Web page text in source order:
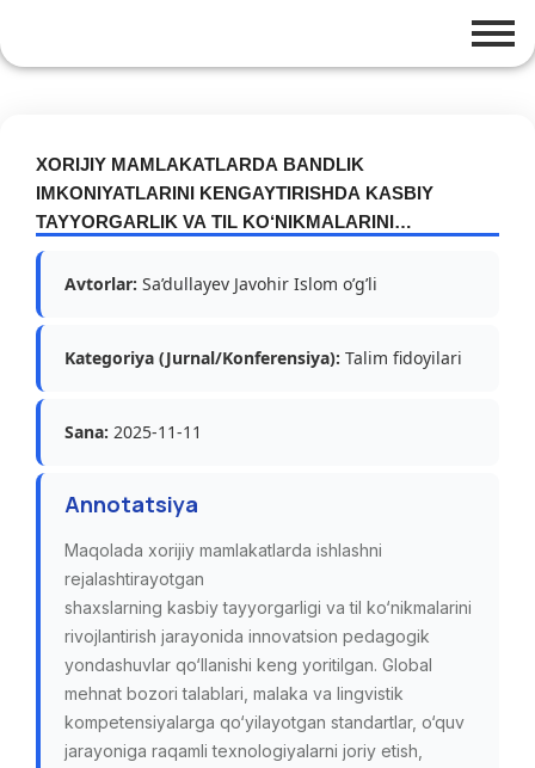
XORIJIY MAMLAKATLARDA BANDLIK
IMKONIYATLARINI KENGAYTIRISHDA KASBIY
TAYYORGARLIK VA TIL KO‘NIKMALARINI
RIVOJLANTIRISHNING INNOVATSION
YONDASHUVLARI
Avtorlar: Sa’dullayev Javohir Islom o’g’li
Kategoriya (Jurnal/Konferensiya): Talim fidoyilari
Sana: 2025-11-11
Annotatsiya
Maqolada xorijiy mamlakatlarda ishlashni
rejalashtirayotgan
shaxslarning kasbiy tayyorgarligi va til ko‘nikmalarini
rivojlantirish jarayonida innovatsion pedagogik
yondashuvlar qo‘llanishi keng yoritilgan. Global
mehnat bozori talablari, malaka va lingvistik
kompetensiyalarga qo‘yilayotgan standartlar, o‘quv
jarayoniga raqamli texnologiyalarni joriy etish,